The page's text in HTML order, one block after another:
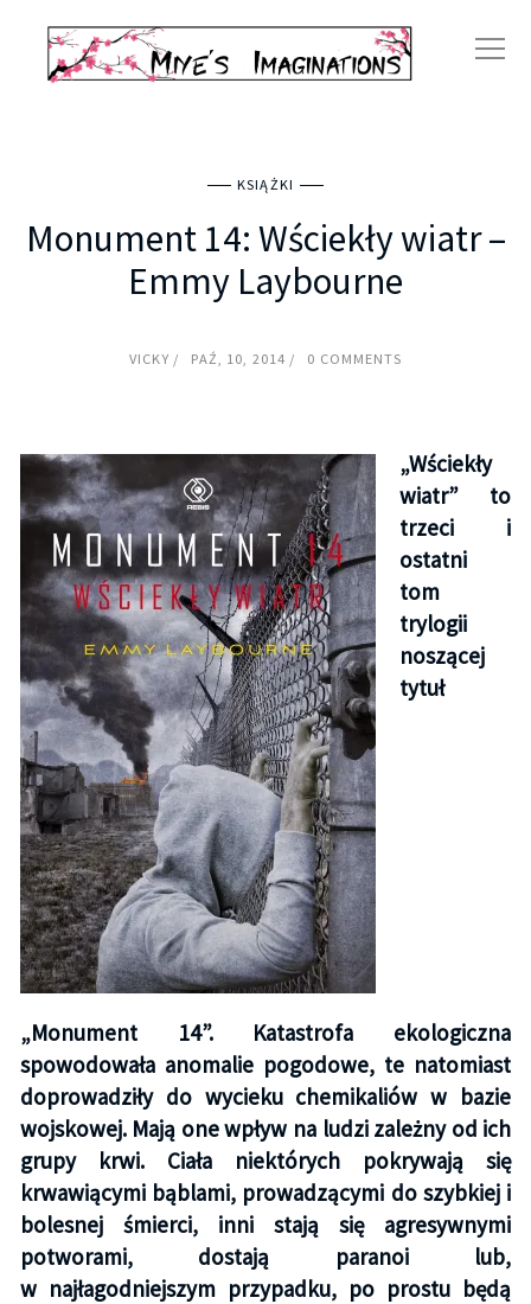
KSIĄŻKI
Monument 14: Wściekły wiatr –
Emmy Laybourne
VICKY PAŹ, 10, 2014 0 COMMENTS
„Wściekły
wiatr” to
trzeci i
ostatni
tom
trylogii
noszącej
tytuł
„Monument 14”. Katastrofa ekologiczna
spowodowała anomalie pogodowe, te natomiast
doprowadziły do wycieku chemikaliów w bazie
wojskowej. Mają one wpływ na ludzi zależny od ich
grupy krwi. Ciała niektórych pokrywają się
krwawiącymi bąblami, prowadzącymi do szybkiej i
bolesnej śmierci, inni stają się agresywnymi
potworami, dostają paranoi lub,
w najłagodniejszym przypadku, po prostu będą